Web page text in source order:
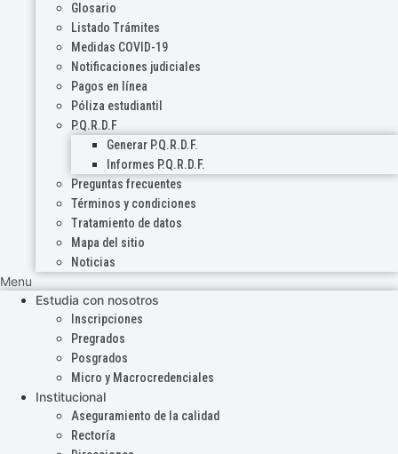
Glosario
Listado Trámites
Medidas COVID-19
Notificaciones judiciales
Pagos en línea
Póliza estudiantil
P.Q.R.D.F
Generar P.Q.R.D.F.
Informes P.Q.R.D.F.
Preguntas frecuentes
Términos y condiciones
Tratamiento de datos
Mapa del sitio
Noticias
Menu
Estudia con nosotros
Inscripciones
Pregrados
Posgrados
Micro y Macrocredenciales
Institucional
Aseguramiento de la calidad
Rectoría